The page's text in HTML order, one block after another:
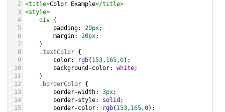
2
<title>Color Example</title>
3 <style>
4
div {
5
padding: 20px;
6
margin: 20px;
7
}
8
.textColor {
9
color: rgb( 153, 165,0);
10
background-color: white;
11
}
12
.borderColor {
13
border-width: 3px;
14
border-style: solid ;
15
border-color: rgb( 153, 165,0);